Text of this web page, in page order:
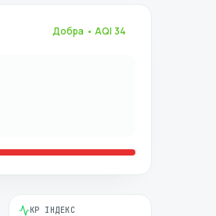
Добра • AQI 34
KP ІНДЕКС